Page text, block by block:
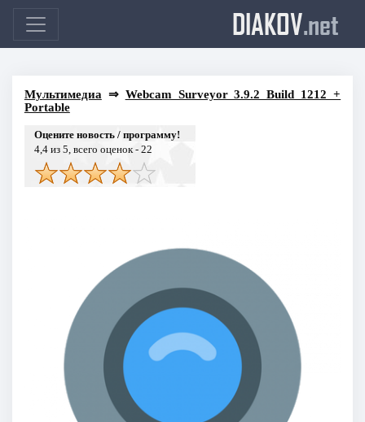
DIAKOV.net
Мультимедиа ⇒ Webcam Surveyor 3.9.2 Build 1212 +
Portable
Оцените новость / программу!
4,4из 5, всего оценок - 22